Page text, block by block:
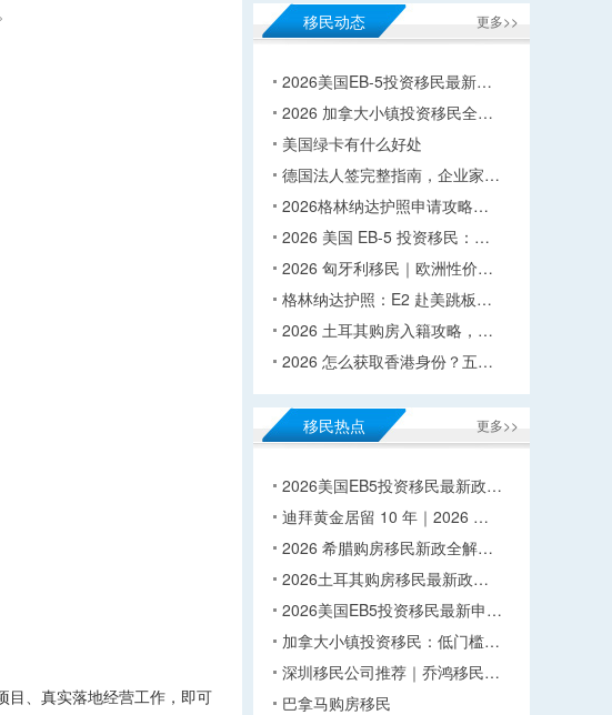
目、真实落地经营工作，即可
更多>>
移民动态
2026美国EB-5投资移民最新…
2026 加拿大小镇投资移民全…
美国绿卡有什么好处
德国法人签完整指南，企业家…
2026格林纳达护照申请攻略…
2026 美国 EB-5 投资移民：…
2026 匈牙利移民｜欧洲性价…
格林纳达护照：E2 赴美跳板…
2026 土耳其购房入籍攻略，…
2026 怎么获取香港身份？五…
更多>>
移民热点
2026美国EB5投资移民最新政…
迪拜黄金居留 10 年｜2026 …
2026 希腊购房移民新政全解…
2026土耳其购房移民最新政…
2026美国EB5投资移民最新申…
加拿大小镇投资移民：低门槛…
深圳移民公司推荐｜乔鸿移民…
巴拿马购房移民